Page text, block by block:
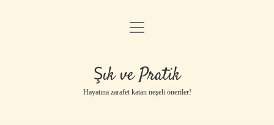
Anasayfa
Yasal Uyarı
menüyü
Şık ve Pratik
Hayatına zarafet katan neşeli öneriler!